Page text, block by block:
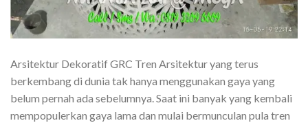
Arsitektur Dekoratif GRC Tren Arsitektur yang terus
berkembang di dunia tak hanya menggunakan gaya yang
belum pernah ada sebelumnya. Saat ini banyak yang kembali
mempopulerkan gaya lama dan mulai bermunculan pula tren